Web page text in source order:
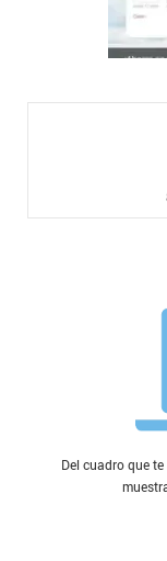
Del cuadro que